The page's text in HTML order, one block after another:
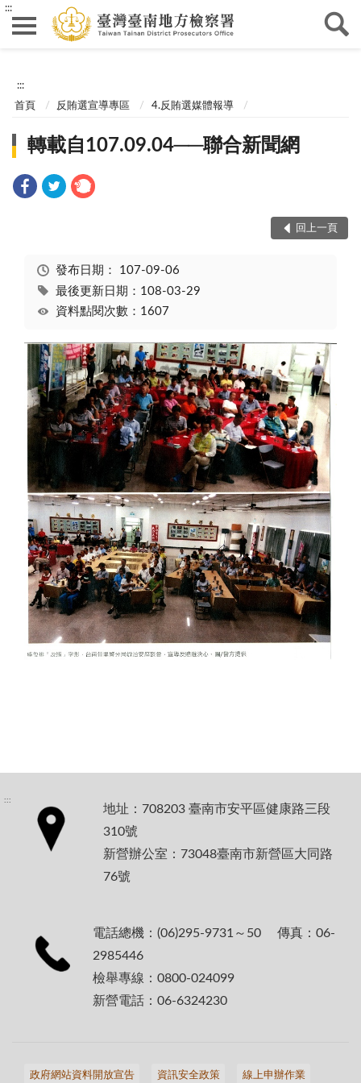
:::
:::
首頁 反賄選宣導專區 4.反賄選媒體報導
轉載自107.09.04──聯合新聞網
回上一頁
發布日期： 107-09-06
最後更新日期：108-03-29
資料點閱次數：1607
:::
地址：708203 臺南市安平區健康路三段
310號
新營辦公室：73048臺南市新營區大同路
76號
電話總機：(06)295-9731～50 傳真：06-
2985446
檢舉專線：0800-024099
新營電話：06-6324230
政府網站資料開放宣告 資訊安全政策 線上申辦作業